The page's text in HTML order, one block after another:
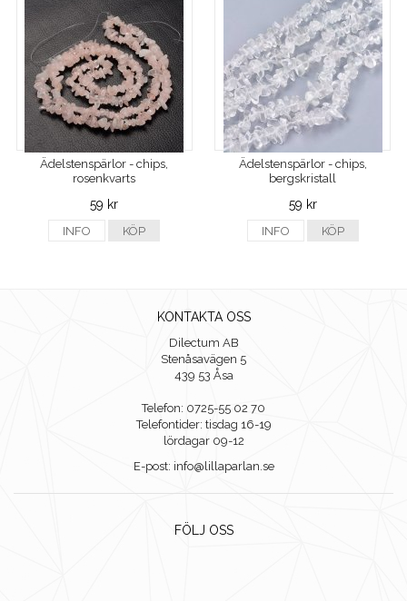
Ädelstenspärlor - chips,
rosenkvarts
59 kr
INFO KÖP
Ädelstenspärlor - chips,
bergskristall
59 kr
INFO KÖP
KONTAKTA OSS
Dilectum AB
Stenåsavägen 5
439 53 Åsa
Telefon: 0725-55 02 70
Telefontider: tisdag 16-19
lördagar 09-12
E-post: info@lillaparlan.se
FÖLJ OSS